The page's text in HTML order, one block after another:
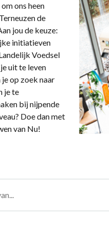
ons heen
de
jou de keuze:
initiatieven
Voedsel
uit te leven
op zoek naar
je te
bij nijpende
Doe dan met
van Nu!